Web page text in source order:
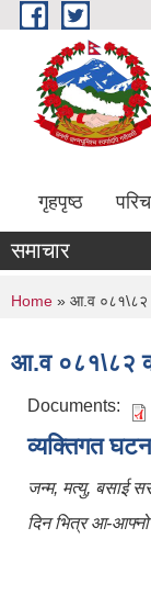
Skip to main content
गृहपृष्ठ
समाचार
You are
Home » आ.व ०८१\८२
आ.व ०८१\८२ को
Documents:
व्यक्तिगत
जन्म, मत्यु, बसाई
दिन भित्र आ-आफ्नो